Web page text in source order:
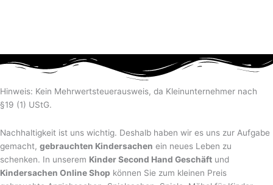
Hinweis: Kein Mehrwertsteuerausweis, da Kleinunternehmer nach
§19 (1) UStG.
Nachhaltigkeit ist uns wichtig. Deshalb haben wir es uns zur Aufgabe
gemacht, gebrauchten Kindersachen ein neues Leben zu
schenken. In unserem Kinder Second Hand Geschäft und
Kindersachen Online Shop können Sie zum kleinen Preis